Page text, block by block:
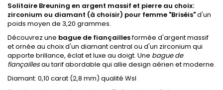
Solitaire Breuning en argent massif et pierre au choix:
zirconium ou diamant (à choisir) pour femme "Briséis"d'un
poids moyen de 3,20 grammes.
Découvrez une bague de fiançaillesformée d'argent massif
et ornée au choix d'un diamant central ou d'un zirconium qui
apporte brillance, éclat et luxe au doigt. Une bague de
fiançaillesau tarif abordable qui allie design aérien et moderne.
Diamant: 0,10 carat (2,8 mm) qualité WsI